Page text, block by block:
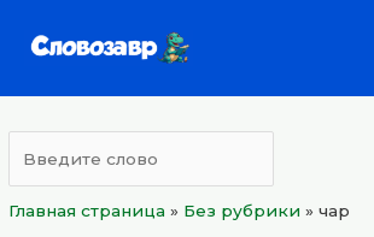
Главная страница » Без рубрики »чар